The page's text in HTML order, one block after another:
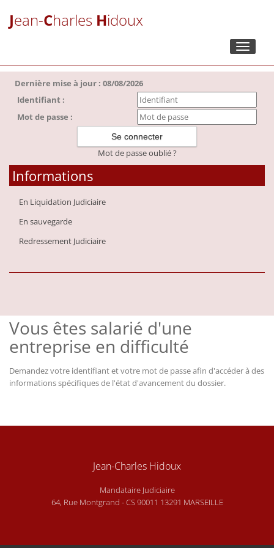
Jean-Charles Hidoux
Toggle
Dernière mise à jour : 08/08/2026
Identifiant :
Mot de passe :
Mot de passe oublié ?
Informations
En Liquidation Judiciaire
En sauvegarde
Redressement Judiciaire
Vous êtes salarié d'une
entreprise en difficulté
Demandez votre identifiant et votre mot de passe afin d'accéder à des
informations spécifiques de l'état d'avancement du dossier.
Jean-Charles Hidoux
Mandataire Judiciaire
64, Rue Montgrand - CS 90011 13291 MARSEILLE